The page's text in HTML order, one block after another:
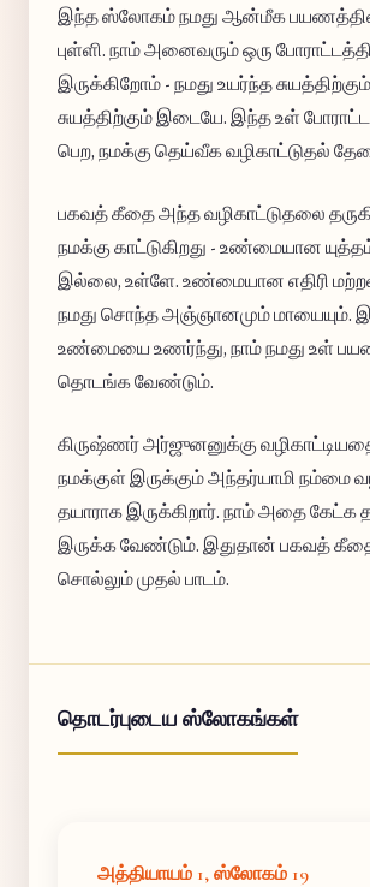
இந்த ஸ்லோகம் நமது ஆன்மீக
புள்ளி. நாம் அனைவரும் ஒரு
இருக்கிறோம் - நமது உயர்ந்த
சுயத்திற்கும் இடையே. இந்த உள்
பெற, நமக்கு தெய்வீக வழிகாட்டுதல்
பகவத் கீதை அந்த வழிகாட்டுதலை
நமக்கு காட்டுகிறது - உண்மையான
இல்லை, உள்ளே. உண்மையான எதிரி
நமது சொந்த அஞ்ஞானமும் மாயையும்.
உண்மையை உணர்ந்து, நாம் நமது உள்
தொடங்க வேண்டும்.
கிருஷ்ணர் அர்ஜுனனுக்கு
நமக்குள் இருக்கும் அந்தர்யாமி நம்மை
தயாராக இருக்கிறார். நாம் அதை கேட்க
இருக்க வேண்டும். இதுதான் பகவத்
சொல்லும் முதல் பாடம்.
தொடர்புடைய ஸ்லோகங்கள்
அத்தியாயம் 1, ஸ்லோகம் 19